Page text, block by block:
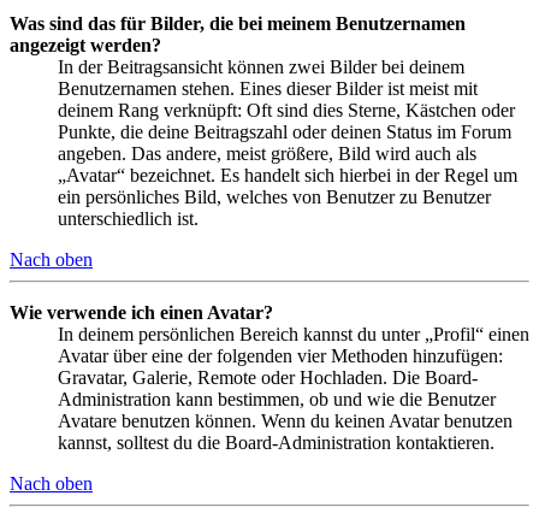
Was sind das für Bilder, die bei meinem Benutzernamen
angezeigt werden?
In der Beitragsansicht können zwei Bilder bei deinem
Benutzernamen stehen. Eines dieser Bilder ist meist mit
deinem Rang verknüpft: Oft sind dies Sterne, Kästchen oder
Punkte, die deine Beitragszahl oder deinen Status im Forum
angeben. Das andere, meist größere, Bild wird auch als
„Avatar“ bezeichnet. Es handelt sich hierbei in der Regel um
ein persönliches Bild, welches von Benutzer zu Benutzer
unterschiedlich ist.
Nach oben
Wie verwende ich einen Avatar?
In deinem persönlichen Bereich kannst du unter „Profil“ einen
Avatar über eine der folgenden vier Methoden hinzufügen:
Gravatar, Galerie, Remote oder Hochladen. Die Board-
Administration kann bestimmen, ob und wie die Benutzer
Avatare benutzen können. Wenn du keinen Avatar benutzen
kannst, solltest du die Board-Administration kontaktieren.
Nach oben